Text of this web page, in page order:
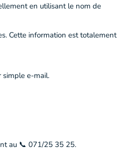
en utilisant le nom de
Cette information est totalement
simple e-mail.
au 📞 071/25 35 25.